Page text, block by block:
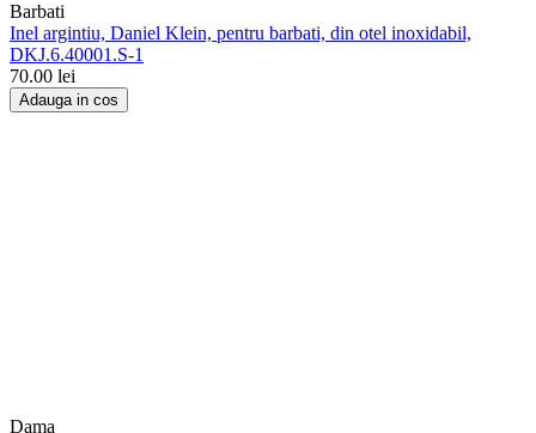
Barbati
Inel argintiu, Daniel Klein, pentru barbati, din otel inoxidabil,
DKJ.6.40001.S-1
70.00 lei
Adauga in cos
Dama